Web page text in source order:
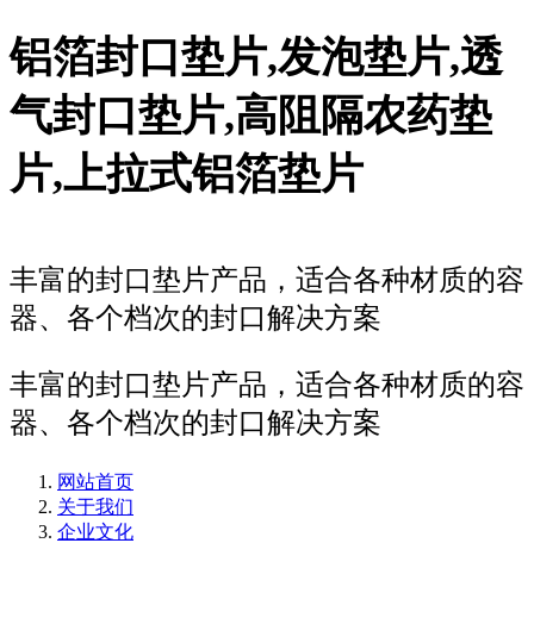
铝箔封口垫片,发泡垫片,透
气封口垫片,高阻隔农药垫
片,上拉式铝箔垫片
丰富的封口垫片产品，适合各种材质的容
器、各个档次的封口解决方案
丰富的封口垫片产品，适合各种材质的容
器、各个档次的封口解决方案
网站首页
关于我们
企业文化